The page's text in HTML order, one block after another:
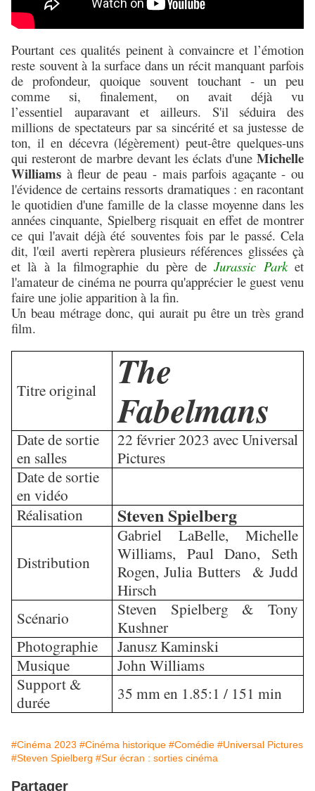
Pourtant ces qualités peinent à convaincre et l’émotion
reste souvent à la surface dans un récit manquant parfois
de profondeur, quoique souvent touchant - un peu
comme si, finalement, on avait déjà vu
l’essentiel auparavant et ailleurs. S'il séduira des
millions de spectateurs par sa sincérité et sa justesse de
ton, il en décevra (légèrement) peut-être quelques-uns
qui resteront de marbre devant les éclats d'une Michelle
Williams à fleur de peau - mais parfois agaçante - ou
l'évidence de certains ressorts dramatiques : en racontant
le quotidien d'une famille de la classe moyenne dans les
années cinquante, Spielberg risquait en effet de montrer
ce qui l'avait déjà été souventes fois par le passé. Cela
dit, l'œil averti repèrera plusieurs références glissées çà
et là à la filmographie du père deJurassic Parket
l'amateur de cinéma ne pourra qu'apprécier le guest venu
faire une jolie apparition à la fin.
Un beau métrage donc, qui aurait pu être un très grand
film.
Titre original
The
Fabelmans
Date de sortie
en salles
22 février 2023 avec Universal
Pictures
Date de sortie
en vidéo
Réalisation
Steven Spielberg
Distribution
Gabriel LaBelle, Michelle
Williams, Paul Dano, Seth
Rogen, Julia Butters & Judd
Hirsch
Scénario
Steven Spielberg & Tony
Kushner
Photographie
Janusz Kaminski
Musique
John Williams
Support &
durée
35 mm en 1.85:1 / 151 min
#Cinéma 2023 #Cinéma historique #Comédie #Universal Pictures
#Steven Spielberg #Sur écran : sorties cinéma
Partager